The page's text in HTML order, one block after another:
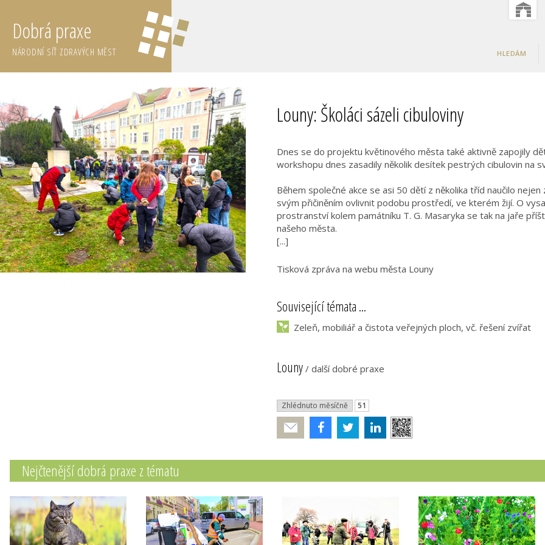
Dobrá praxe
NÁRODNÍ SÍŤ ZDRAVÝCH MĚST HLEDÁM
Louny: Školáci sázeli cibuloviny
Dnes se do projektu květinového města také aktivně zapojily
workshopu dnes zasadily několik desítek pestrých cibulovin na
Během společné akce se asi 50 dětí z několika tříd naučilo
svým přičiněním ovlivnit podobu prostředí, ve kterém žijí. O
prostranství kolem památníku T. G. Masaryka se tak na jaře
našeho města.
[...]
Tisková zpráva na webu města Louny
Související témata ...
Zeleň, mobiliář a čistota veřejných ploch, vč. řešení zvířat
Louny / další dobré praxe
Zhlédnuto měsíčně 51
Poslat
Nejčtenější dobrá praxe z tématu